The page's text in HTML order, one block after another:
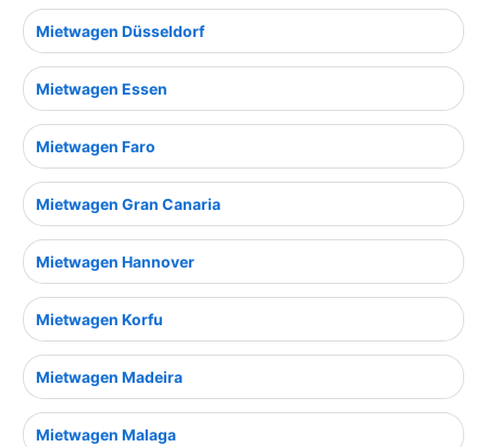
Mietwagen Düsseldorf
Mietwagen Essen
Mietwagen Faro
Mietwagen Gran Canaria
Mietwagen Hannover
Mietwagen Korfu
Mietwagen Madeira
Mietwagen Malaga